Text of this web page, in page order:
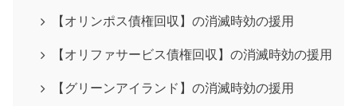
【オリンポス債権回収】の消滅時効の援用
【オリファサービス債権回収】の消滅時効の援用
【グリーンアイランド】の消滅時効の援用